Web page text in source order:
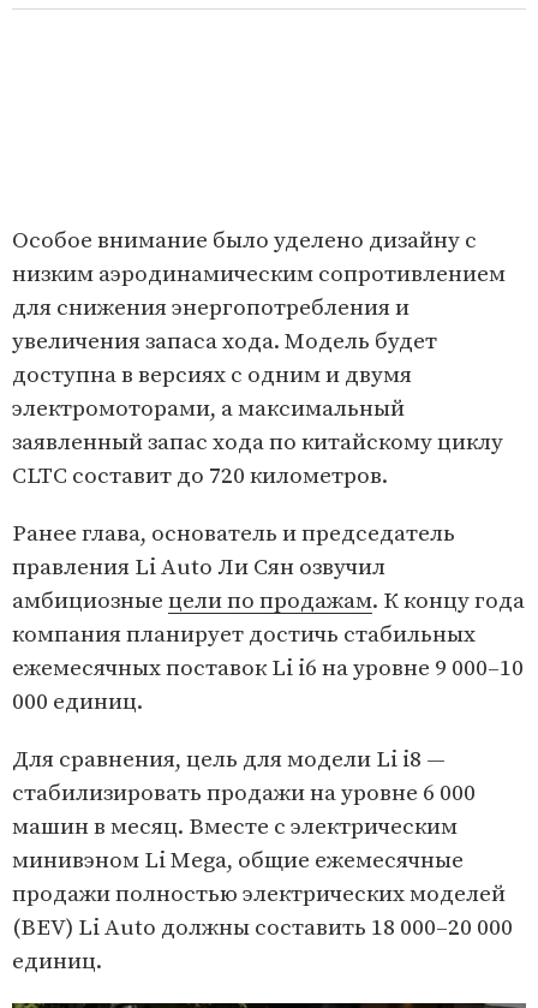
Особое внимание было уделено дизайну с
низким аэродинамическим сопротивлением
для снижения энергопотребления и
увеличения запаса хода. Модель будет
доступна в версиях с одним и двумя
электромоторами, а максимальный
заявленный запас хода по китайскому циклу
CLTC составит до 720 километров.
Ранее глава, основатель и председатель
правления Li Auto Ли Сян озвучил
амбициозные цели по продажам. К концу года
компания планирует достичь стабильных
ежемесячных поставок Li i6 на уровне 9 000–10
000 единиц.
Для сравнения, цель для модели Li i8 —
стабилизировать продажи на уровне 6 000
машин в месяц. Вместе с электрическим
минивэном Li Mega, общие ежемесячные
продажи полностью электрических моделей
(BEV) Li Auto должны составить 18 000–20 000
единиц.